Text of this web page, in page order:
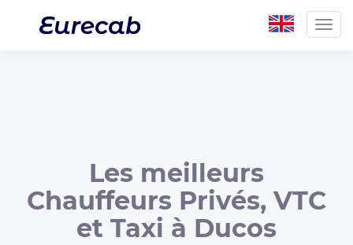
Les meilleurs
Chauffeurs Privés, VTC
et Taxi à Ducos